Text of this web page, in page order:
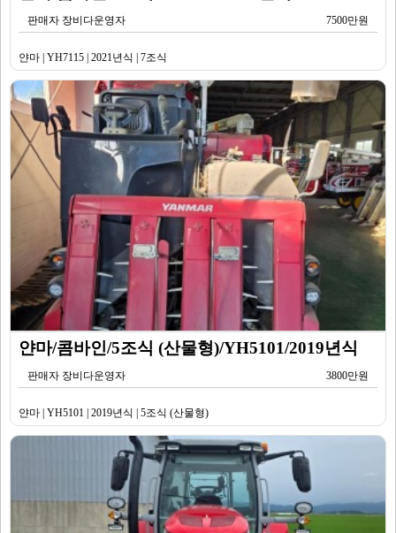
판매자 장비다운영자 7500만원
얀마 | YH7115 | 2021년식 | 7조식
얀마/콤바인/5조식 (산물형)/YH5101/2019년식
판매자 장비다운영자 3800만원
얀마 | YH5101 | 2019년식 | 5조식 (산물형)